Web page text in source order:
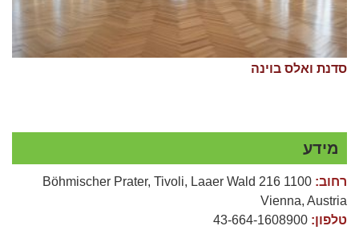
סדנת ואלס בוינה
מידע
רחוב: Böhmischer Prater, Tivoli, Laaer Wald 216 1100
Vienna, Austria
טלפון: